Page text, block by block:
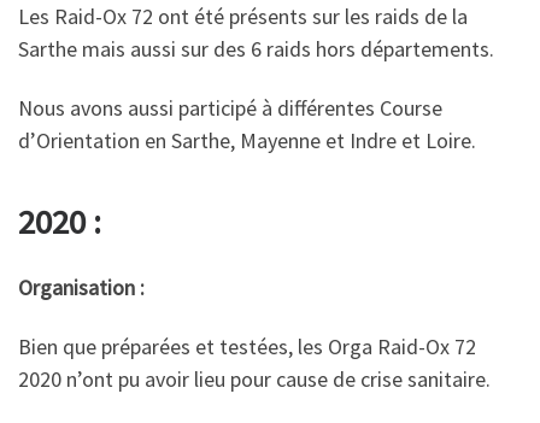
Les Raid-Ox 72 ont été présents sur les raids de la
Sarthe mais aussi sur des 6 raids hors départements.
Nous avons aussi participé à différentes Course
d’Orientation en Sarthe, Mayenne et Indre et Loire.
2020 :
Organisation :
Bien que préparées et testées, les Orga Raid-Ox 72
2020 n’ont pu avoir lieu pour cause de crise sanitaire.